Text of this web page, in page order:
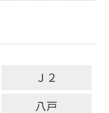
Ｊ２
八戸